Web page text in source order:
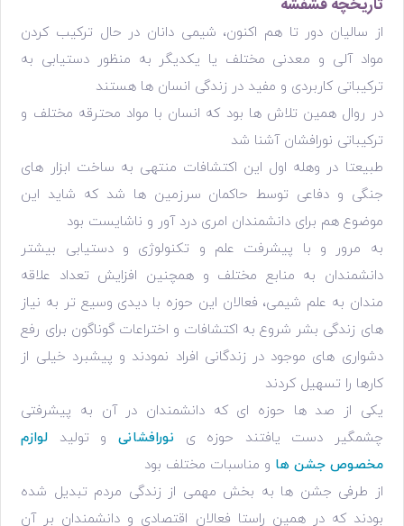
تاریخچه فشفشه
از سالیان دور تا هم اکنون، شیمی دانان در حال ترکیب کردن
مواد آلی و معدنی مختلف یا یکدیگر به منظور دستیابی به
ترکیباتی کاربردی و مفید در زندگی انسان ها هستند
در روال همین تلاش ها بود که انسان با مواد محترقه مختلف و
ترکیباتی نورافشان آشنا شد
طبیعتا در وهله اول این اکتشافات منتهی به ساخت ابزار های
جنگی و دفاعی توسط حاکمان سرزمین ها شد که شاید این
موضوع هم برای دانشمندان امری درد آور و ناشایست بود
به مرور و با پیشرفت علم و تکنولوژی و دستیابی بیشتر
دانشمندان به منابع مختلف و همچنین افزایش تعداد علاقه
مندان به علم شیمی، فعالان این حوزه با دیدی وسیع تر به نیاز
های زندگی بشر شروع به اکتشافات و اختراعات گوناگون برای رفع
دشواری های موجود در زندگانی افراد نمودند و پیشبرد خیلی از
کارها را تسهیل کردند
یکی از صد ها حوزه ای که دانشمندان در آن به پیشرفتی
چشمگیر دست یافتند حوزه ینورافشانی و تولید لوازم
مخصوص جشن ها و مناسبات مختلف بود
از طرفی جشن ها به بخش مهمی از زندگی مردم تبدیل شده
بودند که در همین راستا فعالان اقتصادی و دانشمندان بر آن